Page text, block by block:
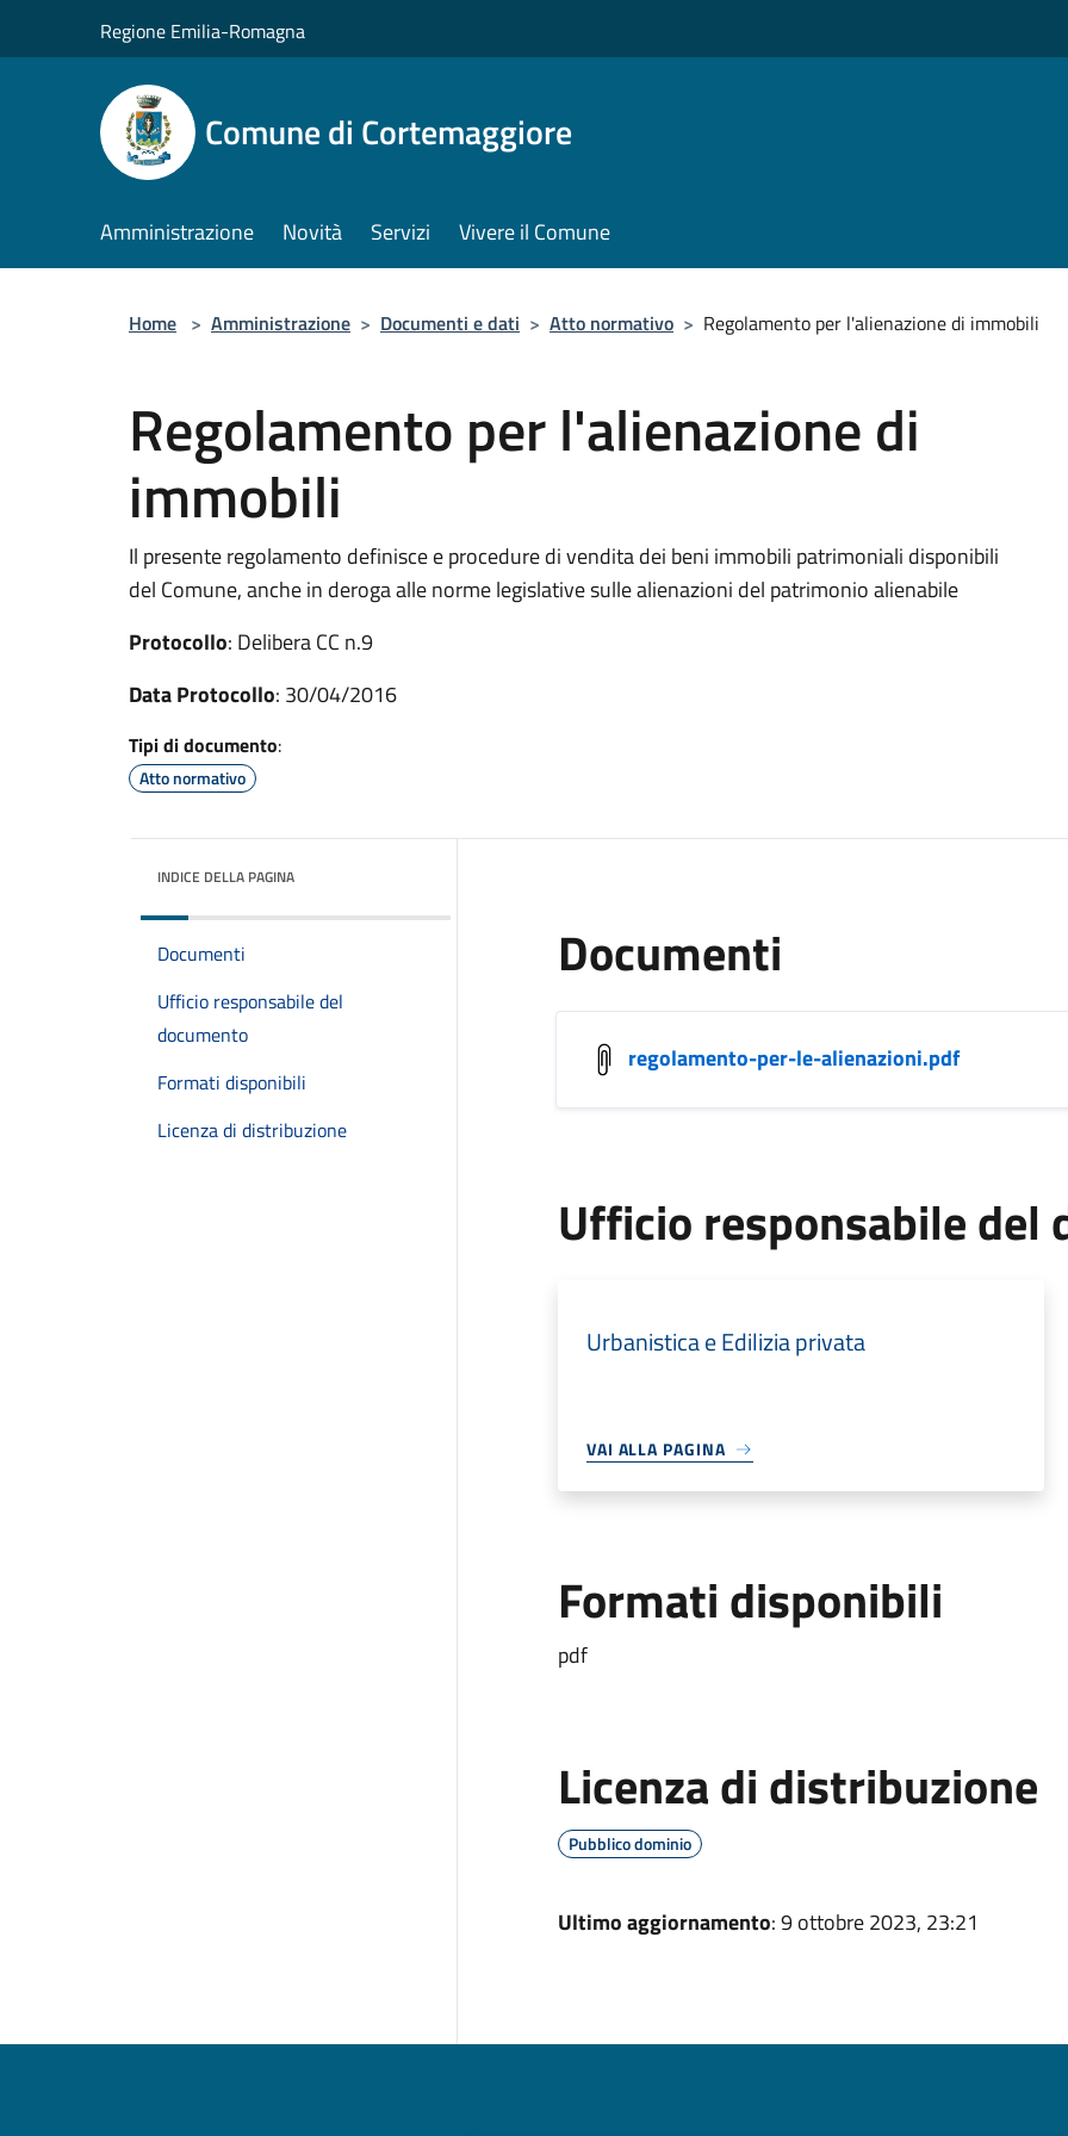
Regione Emilia-Romagna
Comune di Cortemaggiore
Amministrazione Novità Servizi Vivere il Comune
Home > Amministrazione > Documenti e dati > Atto normativo > Regolamento per l'alienazione di immobili
Regolamento per l'alienazione di
immobili
Il presente regolamento definisce e procedure di vendita dei beni immobili patrimoniali disponibili
del Comune, anche in deroga alle norme legislative sulle alienazioni del patrimonio alienabile
Protocollo: Delibera CC n.9
Data Protocollo: 30/04/2016
Tipi di documento:
Atto normativo
INDICE DELLA PAGINA
Documenti
Ufficio responsabile del
documento
Formati disponibili
Licenza di distribuzione
Documenti
regolamento-per-le-alienazioni.pdf
Ufficio responsabile del
Urbanistica e Edilizia privata
VAI ALLA PAGINA
Formati disponibili
pdf
Licenza di distribuzione
Pubblico dominio
Ultimo aggiornamento: 9 ottobre 2023, 23:21